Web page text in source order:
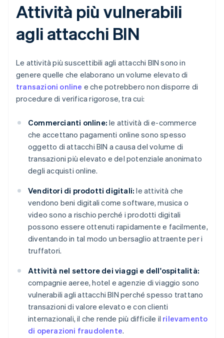
Attività più vulnerabili
agli attacchi BIN
Le attività più suscettibili agli attacchi BIN sono in
genere quelle che elaborano un volume elevato di
transazioni online e che potrebbero non disporre di
procedure di verifica rigorose, tra cui:
Commercianti online: le attività di e-commerce
che accettano pagamenti online sono spesso
oggetto di attacchi BIN a causa del volume di
transazioni più elevato e del potenziale anonimato
degli acquisti online.
Venditori di prodotti digitali: le attività che
vendono beni digitali come software, musica o
video sono a rischio perché i prodotti digitali
possono essere ottenuti rapidamente e facilmente,
diventando in tal modo un bersaglio attraente per i
truffatori.
Attività nel settore dei viaggi e dell'ospitalità:
compagnie aeree, hotel e agenzie di viaggio sono
vulnerabili agli attacchi BIN perché spesso trattano
transazioni di valore elevato e con clienti
internazionali, il che rende più difficile il rilevamento
di operazioni fraudolente.